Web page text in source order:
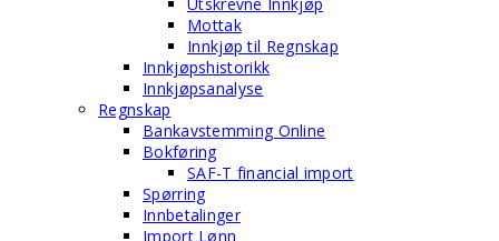
Mottak
Innkjøp til Regnskap
Innkjøpshistorikk
Innkjøpsanalyse
Regnskap
Bankavstemming Online
Bokføring
SAF-T financial import
Spørring
Innbetalinger
Import Lønn